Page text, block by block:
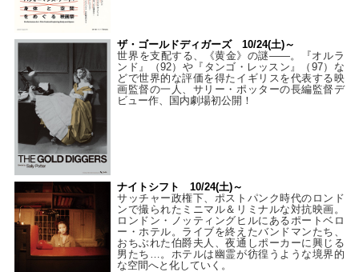
ザ・ゴールドディガーズ 10/24(土)～
世界を支配する、《黄金》の謎――。『オルラ
ンド』（92）や『タンゴ・レッスン』（97）な
どで世界的な評価を得たイギリスを代表する映
画監督の一人、サリー・ポッターの長編監督デ
ビュー作、国内劇場初公開！
ナイトシフト 10/24(土)～
サッチャー政権下、ポストパンク時代のロンド
ンで撮られたミニマル＆リミナルな対抗映画。
ロンドン・ノッティングヒルにあるポートベロ
ー・ホテル。ライブを終えたバンドマンたち、
おちぶれた伯爵夫人、夜通しポーカーに興じる
男たち…。ホテルは幽霊が彷徨うような境界的
な空間へと化していく。